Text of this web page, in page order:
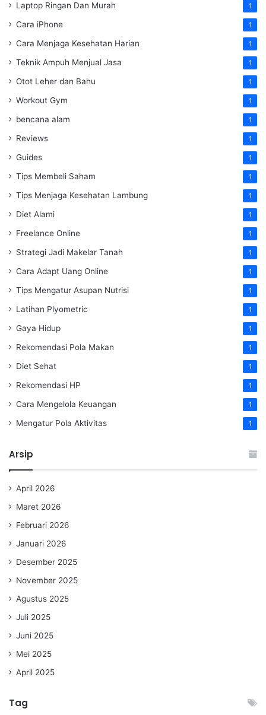
Laptop Ringan Dan Murah 1
Cara iPhone 1
Cara Menjaga Kesehatan Harian 1
Teknik Ampuh Menjual Jasa 1
Otot Leher dan Bahu 1
Workout Gym 1
bencana alam 1
Reviews 1
Guides 1
Tips Membeli Saham 1
Tips Menjaga Kesehatan Lambung 1
Diet Alami 1
Freelance Online 1
Strategi Jadi Makelar Tanah 1
Cara Adapt Uang Online 1
Tips Mengatur Asupan Nutrisi 1
Latihan Plyometric 1
Gaya Hidup 1
Rekomendasi Pola Makan 1
Diet Sehat 1
Rekomendasi HP 1
Cara Mengelola Keuangan 1
Mengatur Pola Aktivitas 1
Arsip
April 2026
Maret 2026
Februari 2026
Januari 2026
Desember 2025
November 2025
Agustus 2025
Juli 2025
Juni 2025
Mei 2025
April 2025
Tag